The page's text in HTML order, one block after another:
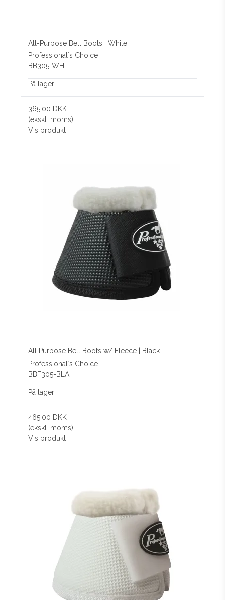
All-Purpose Bell Boots | White
Professional´s Choice
BB305-WHI
På lager
365,00 DKK
(ekskl. moms)
Vis produkt
All Purpose Bell Boots w/ Fleece | Black
Professional´s Choice
BBF305-BLA
På lager
465,00 DKK
(ekskl. moms)
Vis produkt